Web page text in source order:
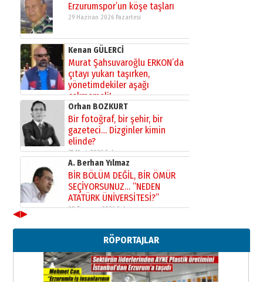
Erzurumspor’un köşe taşları
29 Haziran 2026 Pazartesi
Kenan GÜLERCİ
Murat Şahsuvaroğlu ERKON’da
çıtayı yukarı taşırken,
yönetimdekiler aşağı
çekmemeli!
17 Şubat 2026 SalıOrhan BOZKURT
Bir fotoğraf, bir şehir, bir
gazeteci… Dizginler kimin
elinde?
31 Mart 2026 Salı
A. Berhan Yılmaz
BİR BÖLÜM DEĞİL, BİR ÖMÜR
SEÇİYORSUNUZ… “NEDEN
ATATÜRK ÜNİVERSİTESİ?”
28 Temmuz 2026 Salı
Ahmed Yesevi’den bir Alperen…
”Reisimiz” idi… Hakka yürüdü.!
26 Mart 2026 Perşembe
Cem Bakırcı
◀▶
RÖPORTAJLAR